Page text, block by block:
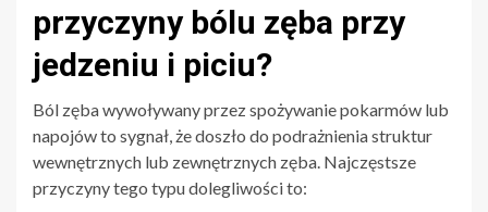
przyczyny bólu zęba przy
jedzeniu i piciu?
Ból zęba wywoływany przez spożywanie pokarmów lub
napojów to sygnał, że doszło do podrażnienia struktur
wewnętrznych lub zewnętrznych zęba. Najczęstsze
przyczyny tego typu dolegliwości to: